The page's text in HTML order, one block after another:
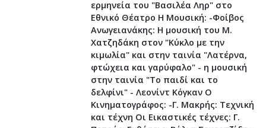
ερμηνεία του "Βασιλέα Ληρ" στο
Εθνικό Θέατρο Η Μουσική: -Φοίβος
Ανωγειανάκης: Η μουσική του Μ.
Χατζηδάκη στον "Κύκλο με την
κιμωλία" και στην ταινία "Λατέρνα,
φτώχεια και γαρύφαλο" - η μουσική
στην ταινία "Το παιδί και το
δελφίνι" - Λεονίντ Κόγκαν Ο
Κινηματογράφος: -Γ. Μακρής: Τεχνική
και τέχνη Οι Εικαστικές τέχνες: Γ.